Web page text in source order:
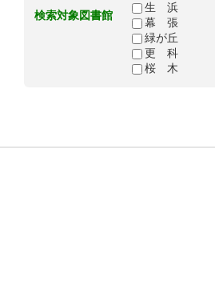
検索対象図書館
生 浜
幕 張
緑が丘
更 科
桜 木